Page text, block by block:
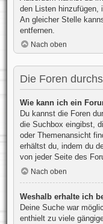
den Listen hinzufügen,
An gleicher Stelle
entfernen.
Nach oben
Die Foren
Wie kann ich ein
Du kannst die Foren
die Suchbox eingibst,
oder Themenansicht
erhältst du, indem du
von jeder Seite des
Nach oben
Weshalb erhalte ich
Deine Suche war
enthielt zu viele